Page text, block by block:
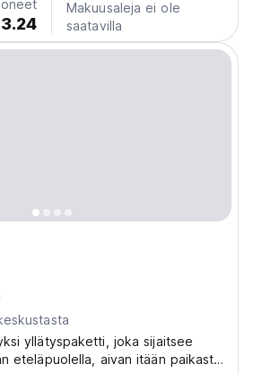
Makuusaleja ei ole
saatavilla
yllätyspaketti, joka sijaitsee
eteläpuolella, aivan itään paikasta